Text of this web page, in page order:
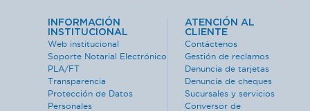
INFORMACIÓN
INSTITUCIONAL
Web institucional
Soporte Notarial Electrónico
PLA/FT
Transparencia
Protección de Datos
Personales
ATENCIÓN AL
CLIENTE
Contáctenos
Gestión de reclamos
Denuncia de tarjetas
Denuncia de cheques
Sucursales y servicios
Conversor de